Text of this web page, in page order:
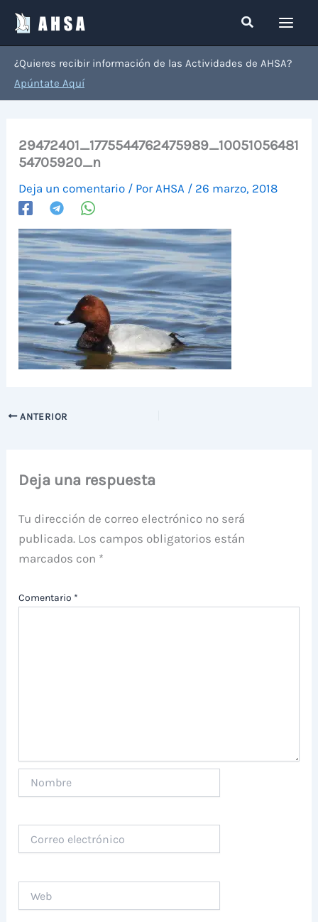
contenido
Buscar
¿Quieres recibir información de las Actividades de AHSA?
Apúntate Aquí
29472401_1775544762475989_10051056481
54705920_n
Deja un comentario / Por AHSA / 26 marzo, 2018
ANTERIOR
Deja una respuesta
Tu dirección de correo electrónico no será
publicada. Los campos obligatorios están
marcados con *
Comentario *
electrónico